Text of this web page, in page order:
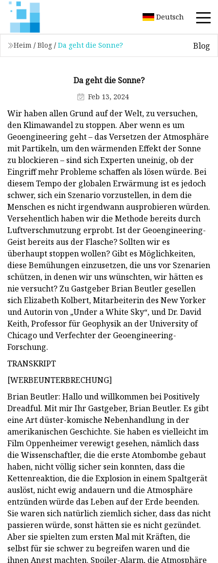
Deutsch
Heim / Blog / Da geht die Sonne? Blog
Da geht die Sonne?
Feb 13, 2024
Wir haben allen Grund auf der Welt, zu versuchen,
den Klimawandel zu stoppen. Aber wenn es um
Geoengineering geht – das Versetzen der Atmosphäre
mit Partikeln, um den wärmenden Effekt der Sonne
zu blockieren – sind sich Experten uneinig, ob der
Eingriff mehr Probleme schaffen als lösen würde. Bei
diesem Tempo der globalen Erwärmung ist es jedoch
schwer, sich ein Szenario vorzustellen, in dem die
Menschen es nicht irgendwann ausprobieren würden.
Versehentlich haben wir die Methode bereits durch
Luftverschmutzung erprobt. Ist der Geoengineering-
Geist bereits aus der Flasche? Sollten wir es
überhaupt stoppen wollen? Gibt es Möglichkeiten,
diese Bemühungen einzusetzen, die uns vor Szenarien
schützen, in denen wir uns wünschten, wir hätten es
nie versucht? Zu Gastgeber Brian Beutler gesellen
sich Elizabeth Kolbert, Mitarbeiterin des New Yorker
und Autorin von „Under a White Sky“, und Dr. David
Keith, Professor für Geophysik an der University of
Chicago und Verfechter der Geoengineering-
Forschung.
TRANSKRIPT
[WERBEUNTERBRECHUNG]
Brian Beutler: Hallo und willkommen bei Positively
Dreadful. Mit mir Ihr Gastgeber, Brian Beutler. Es gibt
eine Art düster-komische Nebenhandlung in der
amerikanischen Geschichte. Sie haben es vielleicht im
Film Oppenheimer verewigt gesehen, nämlich dass
die Wissenschaftler, die die erste Atombombe gebaut
haben, nicht völlig sicher sein konnten, dass die
Kettenreaktion, die die Explosion in einem Spaltgerät
auslöst, nicht ewig andauern und die Atmosphäre
entzünden würde das Leben auf der Erde beenden.
Sie waren sich natürlich ziemlich sicher, dass das nicht
passieren würde, sonst hätten sie es nicht gezündet.
Aber sie spielten zum ersten Mal mit Kräften, die
selbst für sie schwer zu begreifen waren und die
ihnen Angst machten. Spoiler-Alarm, die Atmosphäre